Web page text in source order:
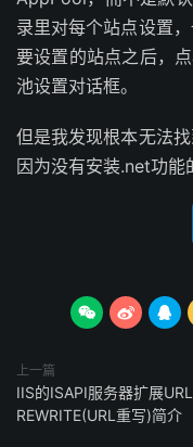
录里对每个站点设置
要设置的站点之后，
池设置对话框。
但是我发现根本无法
因为没有安装.net功能
  
上一篇
IIS的ISAPI服务器扩展URL
REWRITE(URL重写)简介